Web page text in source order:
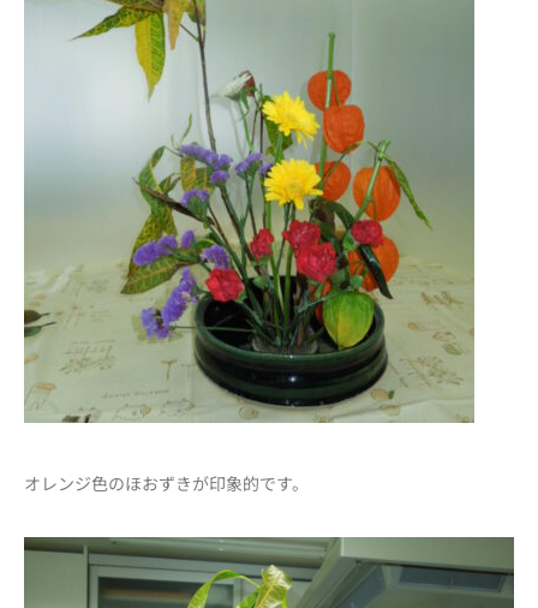
オレンジ色のほおずきが印象的です。